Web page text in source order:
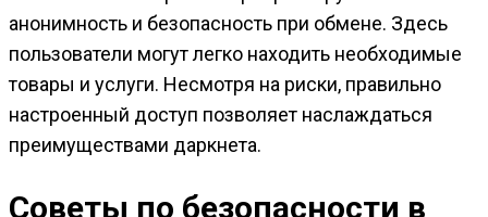
анонимность и безопасность при обмене. Здесь
пользователи могут легко находить необходимые
товары и услуги. Несмотря на риски, правильно
настроенный доступ позволяет наслаждаться
преимуществами даркнета.
Советы по безопасности в